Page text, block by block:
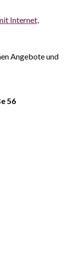
Internet,
Angebote und
56